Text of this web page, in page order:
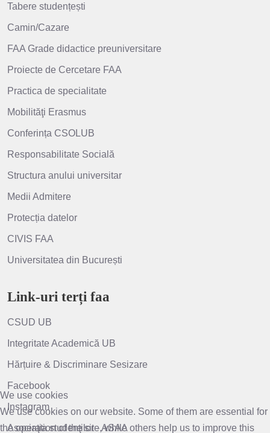
Tabere studențești
Camin/Cazare
FAA Grade didactice preuniversitare
Proiecte de Cercetare FAA
Practica de specialitate
Mobilităţi Erasmus
Conferința CSOLUB
Responsabilitate Socială
Structura anului universitar
Medii Admitere
Protecția datelor
CIVIS FAA
Universitatea din București
Link-uri terți faa
CSUD UB
Integritate Academică UB
Hărțuire & Discriminare Sesizare
Facebook
Instagram
Asociaţia studenţilor - ASAA
We use cookies
We use cookies on our website. Some of them are essential for
the operation of the site, while others help us to improve this